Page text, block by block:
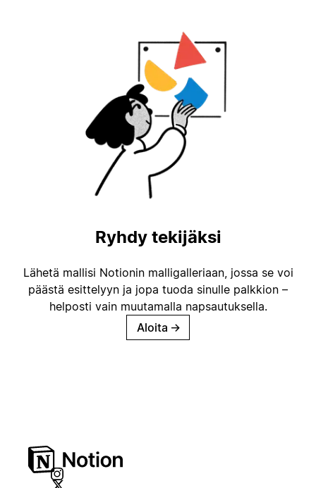
Ryhdy tekijäksi
Lähetä mallisi Notionin malligalleriaan, jossa se voi
päästä esittelyyn ja jopa tuoda sinulle palkkion –
helposti vain muutamalla napsautuksella.
Aloita →